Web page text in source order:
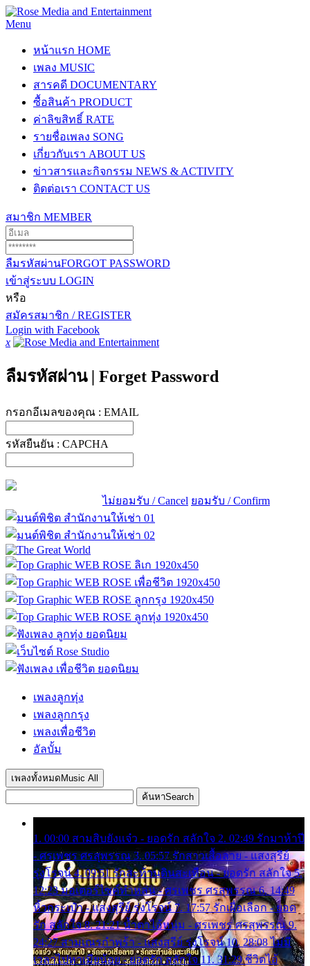
Menu
หน้าแรก HOME
เพลง MUSIC
สารคดี DOCUMENTARY
ซื้อสินค้า PRODUCT
ค่าลิขสิทธิ์ RATE
รายชื่อเพลง SONG
เกี่ยวกับเรา ABOUT US
ข่าวสารและกิจกรรม NEWS & ACTIVITY
ติดต่อเรา CONTACT US
สมาชิก MEMBER
ลืมรหัสผ่านFORGOT PASSWORD
เข้าสู่ระบบ LOGIN
หรือ
สมัครสมาชิก / REGISTER
Login with Facebook
x
ลืมรหัสผ่าน | Forget Password
กรอกอีเมลของคุณ : EMAIL
รหัสยืนยัน : CAPCHA
ไม่ยอมรับ / Cancel ยอมรับ / Confirm
เพลงลูกทุ่ง
เพลงลูกกรุง
เพลงเพื่อชีวิต
อัลบั้ม
เพลงทั้งหมด Music All
ค้นหาSearch
1. 00:00 สามสิบยังแจ๋ว - ยอดรัก สลักใจ 2. 02:49 รักมาห้าปี
- ศรเพชร ศรสุพรรณ 3. 05:57 รักสาวเสื้อลาย - แสงสุรีย์
รุ่งโรจน์ 4. 09:51 รักสะท้านดินสะเทือน - ยอดรัก สลักใจ 5.
12:23 มอเตอร์ไซค์ทำหล่น - ศรเพชร ศรสุพรรณ 6. 14:49
หิ้วกระเป๋า - แสงสุรีย์ รุ่งโรจน์ 7. 17:57 รักเผื่อเลือก - ยอด
รัก สลักใจ 8. 21:21 น้ำตาไอ้หนุ่ม - ศรเพชร ศรสุพรรณ 9.
24:27 สามเณรกำพร้า - แสงสุรีย์ รุ่งโรจน์ 10. 28:08 ไม่มี
เวลาไปหาเมียน้อย - ยอดรัก สลักใจ 11. 31:29 ชีวิตไอ้